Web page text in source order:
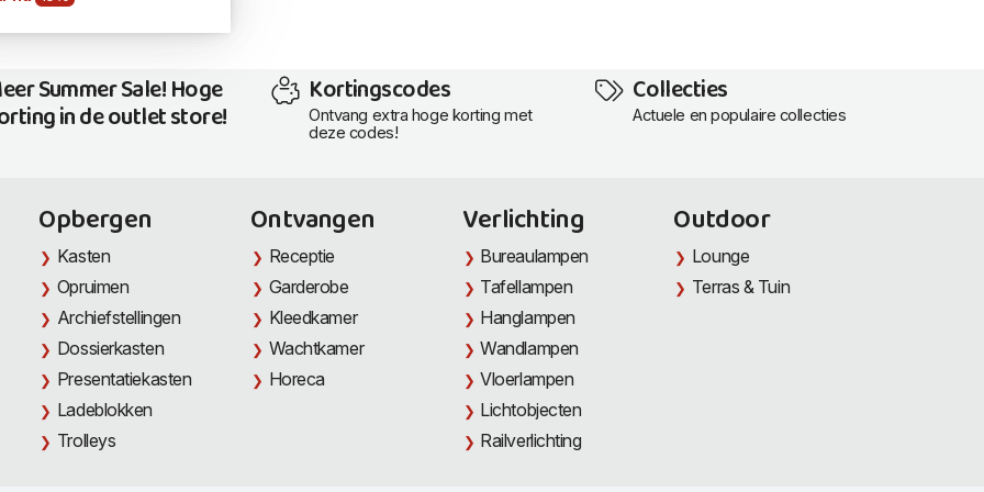
Summer Sale! Hoge
in de outlet store!
Kortingscodes
Ontvang extra hoge korting met
deze codes!
Collecties
Actuele en populaire collecties
Opbergen
Kasten
Opruimen
Archiefstellingen
Dossierkasten
Presentatiekasten
Ladeblokken
Trolleys
Ontvangen
Receptie
Garderobe
Kleedkamer
Wachtkamer
Horeca
Verlichting
Bureaulampen
Tafellampen
Hanglampen
Wandlampen
Vloerlampen
Lichtobjecten
Railverlichting
Outdoor
Lounge
Terras & Tuin